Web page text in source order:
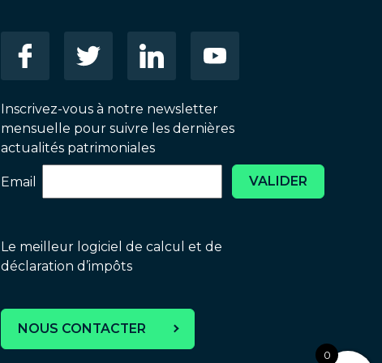
Inscrivez-vous à notre newsletter
mensuelle pour suivre les dernières
actualités patrimoniales
Email VALIDER
Le meilleur logiciel de calcul et de
déclaration d’impôts
NOUS CONTACTER
0